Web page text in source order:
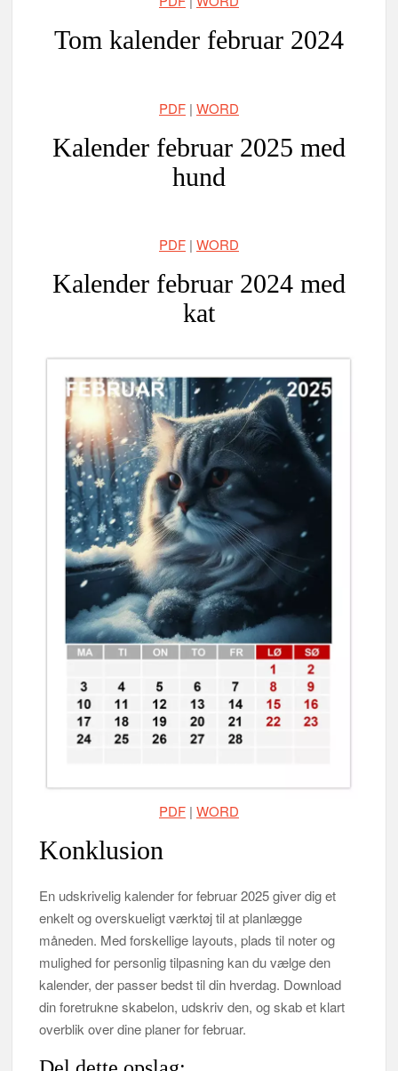
Tom kalender februar 2024
PDF| WORD
Kalender februar 2025 med
hund
PDF| WORD
Kalender februar 2024 med
kat
PDF| WORD
Konklusion
En udskrivelig kalender for februar 2025 giver dig et
enkelt og overskueligt værktøj til at planlægge
måneden. Med forskellige layouts, plads til noter og
mulighed for personlig tilpasning kan du vælge den
kalender, der passer bedst til din hverdag. Download
din foretrukne skabelon, udskriv den, og skab et klart
overblik over dine planer for februar.